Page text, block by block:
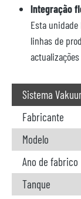
Integração
Esta
linhas de
Sistema
Fabricante
Modelo
Ano de fabrico
Tanque